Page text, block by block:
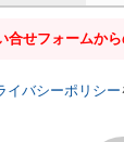
せフォームから
イバシーポリシー